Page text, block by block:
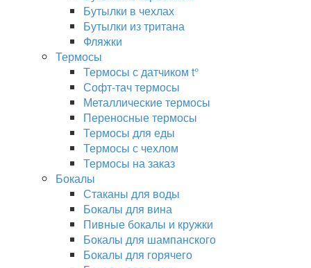
Бутылки в чехлах
Бутылки из тритана
Фляжки
Термосы
Термосы с датчиком t°
Софт-тач термосы
Металлические термосы
Переносные термосы
Термосы для еды
Термосы с чехлом
Термосы на заказ
Бокалы
Стаканы для воды
Бокалы для вина
Пивные бокалы и кружки
Бокалы для шампанского
Бокалы для горячего